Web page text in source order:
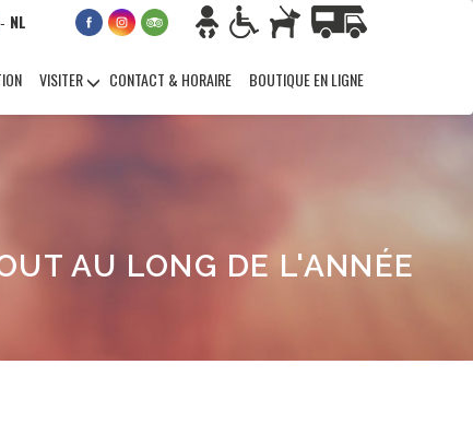
- NL
VISITER CONTACT & HORAIRE BOUTIQUE EN LIGNE
AU LONG DE L'ANNÉE